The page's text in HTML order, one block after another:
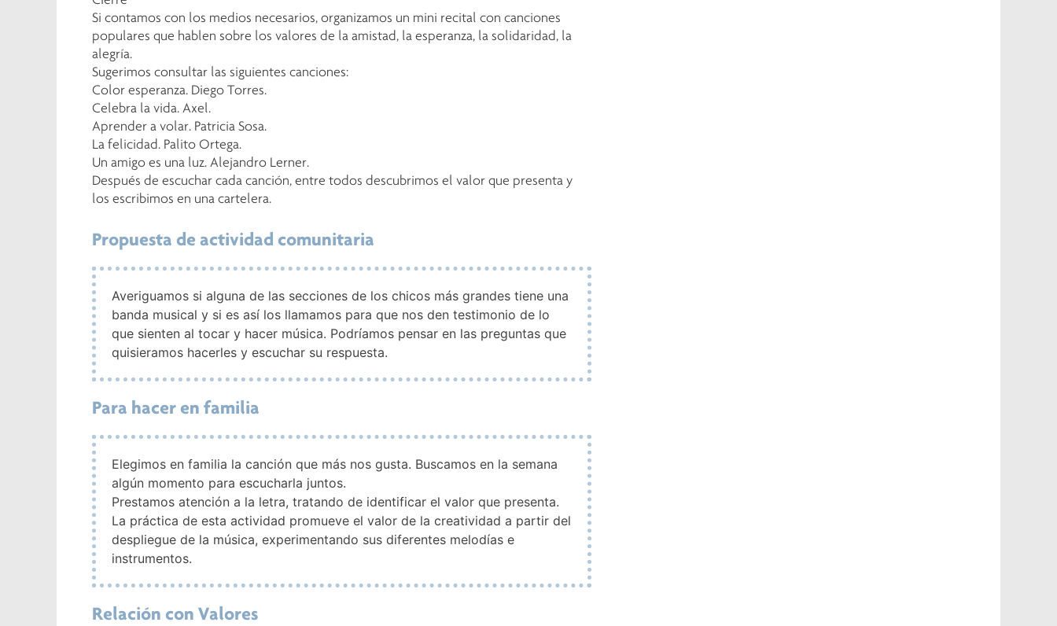
Si contamos con los medios necesarios, organizamos un mini recital con canciones
populares que hablen sobre los valores de la amistad, la esperanza, la solidaridad, la
alegría.
Sugerimos consultar las siguientes canciones:
Color esperanza. Diego Torres.
Celebra la vida. Axel.
Aprender a volar. Patricia Sosa.
La felicidad. Palito Ortega.
Un amigo es una luz. Alejandro Lerner.
Después de escuchar cada canción, entre todos descubrimos el valor que presenta y
los escribimos en una cartelera.
Propuesta de actividad comunitaria
Averiguamos si alguna de las secciones de los chicos más grandes tiene una
banda musical y si es así los llamamos para que nos den testimonio de lo
que sienten al tocar y hacer música. Podríamos pensar en las preguntas que
quisieramos hacerles y escuchar su respuesta.
Para hacer en familia
Elegimos en familia la canción que más nos gusta. Buscamos en la semana
algún momento para escucharla juntos.
Prestamos atención a la letra, tratando de identificar el valor que presenta.
La práctica de esta actividad promueve el valor de la creatividad a partir del
despliegue de la música, experimentando sus diferentes melodías e
instrumentos.
Relación con Valores